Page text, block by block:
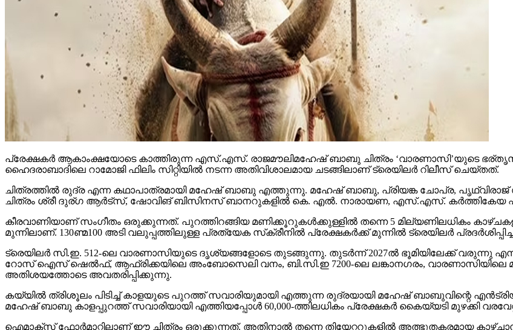
പ്രേക്ഷകര്‍ ആകാംക്ഷയോടെ കാത്തിരുന്ന എസ്.എസ്. രാജമൗലിമഹേഷ് ബാബു ചിത്രം ‘വാരണാസി’യുടെ
ഹൈദരാബാദിലെ റാമോജി ഫിലിം സിറ്റിയില്‍ നടന്ന അതിവിശാലമായ ചടങ്ങിലാണ് ട്രെയിലര്‍ റിലീസ് ചെയ്തത്.
ചിത്രത്തില്‍ രുദ്ര എന്ന കഥാപാത്രമായി മഹേഷ് ബാബു എത്തുന്നു. മഹേഷ് ബാബു, പ്രിയങ്ക ചോപ്ര, പൃഥ്വിരാജ്
ചിത്രം ശ്രീ ദുര്ഗ ആര്‍ട്‌സ്, ഷോവിങ് ബിസിനസ് ബാനറുകളില്‍ കെ. എല്‍. നാരായണ, എസ്.എസ്. കര്‍ത്തികേയ
കീരവാണിയാണ് സംഗീതം ഒരുക്കുന്നത്. പുറത്തിറങ്ങിയ മണിക്കൂറുകള്‍ക്കുള്ളില്‍ തന്നെ 5 മില്യണിലധികം
മുന്നിലാണ്. 130ണ്മ100 അടി വലുപ്പത്തിലുള്ള പ്രത്യേക സ്‌ക്രീനില്‍ പ്രേക്ഷകര്‍ക്ക് മുന്നില്‍ ട്രെയിലര്‍
ട്രെയിലര്‍ സി.ഇ. 512-ലെ വാരണാസിയുടെ ദൃശ്യങ്ങളോടെ തുടങ്ങുന്നു. തുടര്‍ന്ന് 2027ല്‍ ഭൂമിയിലേക്ക് വരുന്നു എന്നു
റോസ് ഐസ് ഷെല്‍ഫ്, ആഫ്രിക്കയിലെ അംബോസെലി വനം, ബി.സി.ഇ 7200-ലെ ലങ്കാനഗരം, വാരണാസിയിലെ
അതിശയത്തോടെ അവതരിപ്പിക്കുന്നു.
കയ്യില്‍ ത്രിശൂലം പിടിച്ച് കാളയുടെ പുറത്ത് സവാരിയുമായി എത്തുന്ന രുദ്രയായി മഹേഷ് ബാബുവിന്റെ
മഹേഷ് ബാബു കാളപ്പുറത്ത് സവാരിയായി എത്തിയപ്പോള്‍ 60,000-ത്തിലധികം പ്രേക്ഷകര്‍ കൈയ്യടി മുഴക്കി
ഐമാക്‌സ് ഫോര്‍മാറ്റിലാണ് ഈ ചിത്രം ഒരുക്കുന്നത്. അതിനാല്‍ തന്നെ തിയേറ്ററുകളില്‍ അത്ഭുതകരമായ